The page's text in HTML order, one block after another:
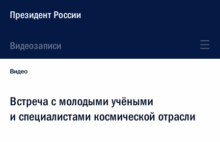
Президент России
Видеозаписи
Видео
Встреча с молодыми учёными
и специалистами космической отрасли